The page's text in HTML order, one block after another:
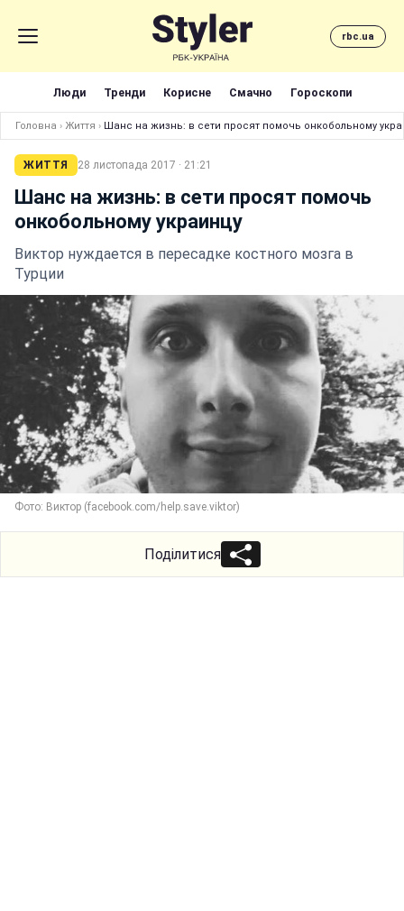
rbc.ua
Люди Тренди Корисне Смачно Гороскопи
Головна › Життя › Шанс на жизнь: в сети просят помочь онкобольному
ЖИТТЯ 28 листопада 2017 · 21:21
Шанс на жизнь: в сети просят помочь
онкобольному украинцу
Виктор нуждается в пересадке костного мозга в
Турции
Фото: Виктор (facebook.com/help.save.viktor)
Поділитися